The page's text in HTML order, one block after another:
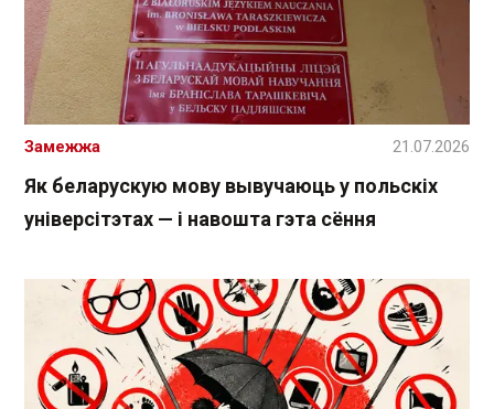
Як беларускую мову вывучаюць у польскіх
універсітэтах — і навошта гэта сёння
Замежжа 21.07.2026